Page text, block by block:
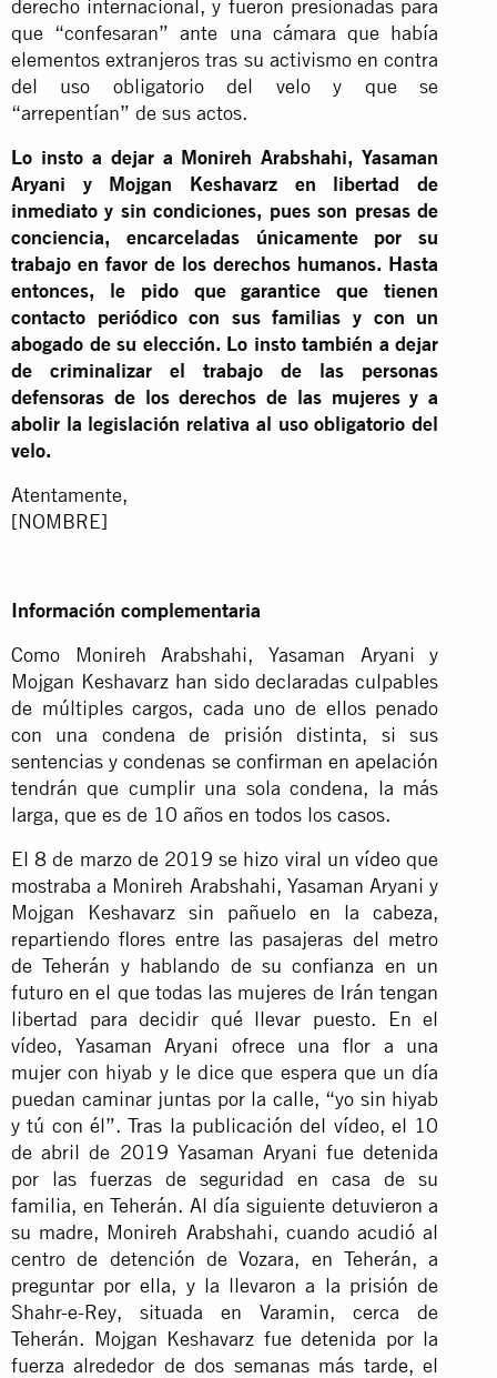
derecho internacional, y fueron presionadas para
que “confesaran” ante una cámara que había
elementos extranjeros tras su activismo en contra
del uso obligatorio del velo y que se
“arrepentían” de sus actos.
Lo insto a dejar a Monireh Arabshahi, Yasaman
Aryani y Mojgan Keshavarz en libertad de
inmediato y sin condiciones, pues son presas de
conciencia, encarceladas únicamente por su
trabajo en favor de los derechos humanos. Hasta
entonces, le pido que garantice que tienen
contacto periódico con sus familias y con un
abogado de su elección. Lo insto también a dejar
de criminalizar el trabajo de las personas
defensoras de los derechos de las mujeres y a
abolir la legislación relativa al uso obligatorio del
velo.
Atentamente,
[NOMBRE]
Información complementaria
Como Monireh Arabshahi, Yasaman Aryani y
Mojgan Keshavarz han sido declaradas culpables
de múltiples cargos, cada uno de ellos penado
con una condena de prisión distinta, si sus
sentencias y condenas se confirman en apelación
tendrán que cumplir una sola condena, la más
larga, que es de 10 años en todos los casos.
El 8 de marzo de 2019 se hizo viral un vídeo que
mostraba a Monireh Arabshahi, Yasaman Aryani y
Mojgan Keshavarz sin pañuelo en la cabeza,
repartiendo flores entre las pasajeras del metro
de Teherán y hablando de su confianza en un
futuro en el que todas las mujeres de Irán tengan
libertad para decidir qué llevar puesto. En el
vídeo, Yasaman Aryani ofrece una flor a una
mujer con hiyab y le dice que espera que un día
puedan caminar juntas por la calle, “yo sin hiyab
y tú con él”. Tras la publicación del vídeo, el 10
de abril de 2019 Yasaman Aryani fue detenida
por las fuerzas de seguridad en casa de su
familia, en Teherán. Al día siguiente detuvieron a
su madre, Monireh Arabshahi, cuando acudió al
centro de detención de Vozara, en Teherán, a
preguntar por ella, y la llevaron a la prisión de
Shahr-e-Rey, situada en Varamin, cerca de
Teherán. Mojgan Keshavarz fue detenida por la
fuerza alrededor de dos semanas más tarde, el